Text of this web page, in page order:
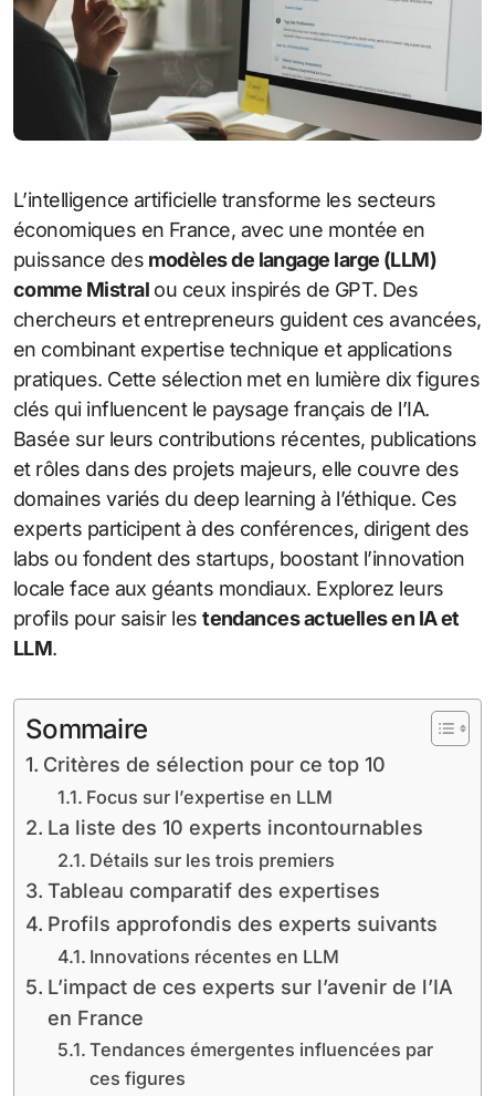
L’intelligence artificielle transforme les secteurs
économiques en France, avec une montée en
puissance des modèles de langage large (LLM)
comme Mistralou ceux inspirés de GPT. Des
chercheurs et entrepreneurs guident ces avancées,
en combinant expertise technique et applications
pratiques. Cette sélection met en lumière dix figures
clés qui influencent le paysage français de l’IA.
Basée sur leurs contributions récentes, publications
et rôles dans des projets majeurs, elle couvre des
domaines variés du deep learning à l’éthique. Ces
experts participent à des conférences, dirigent des
labs ou fondent des startups, boostant l’innovation
locale face aux géants mondiaux. Explorez leurs
profils pour saisir lestendances actuelles en IA et
LLM.
Sommaire
Critères de sélection pour ce top 10
Focus sur l’expertise en LLM
La liste des 10 experts incontournables
Détails sur les trois premiers
Tableau comparatif des expertises
Profils approfondis des experts suivants
Innovations récentes en LLM
L’impact de ces experts sur l’avenir de l’IA
en France
Tendances émergentes influencées par
ces figures